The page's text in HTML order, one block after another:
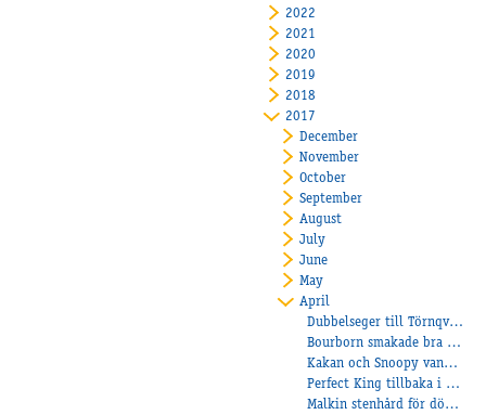
2022
2021
2020
2019
2018
2017
December
November
October
September
August
July
June
May
April
Dubbelseger till Törnqvist på Örebro!
Bourborn smakade bra för Stefan på Halmstad!
Kakan och Snoopy vann på Vaggeryd
Perfect King tillbaka i vinnarcirkeln!
Malkin stenhård för dödens